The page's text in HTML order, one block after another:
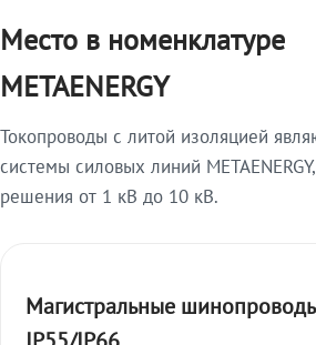
Место в номенклатуре
METAENERGY
Токопроводы с литой изоляцией
системы силовых линий
решения от 1 кВ до 10 кВ.
Магистральные